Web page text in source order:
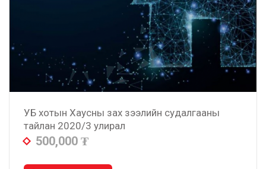
УБ хотын Хаусны зах зээлийн судалгааны
тайлан 2020/3 улирал
500,000 ₮